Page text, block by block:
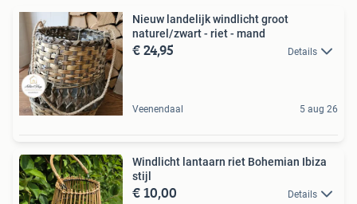
Nieuw landelijk windlicht groot
naturel/zwart - riet - mand
€ 24,95 Details
Veenendaal 5 aug 26
Windlicht lantaarn riet Bohemian Ibiza
stijl
€ 10,00 Details